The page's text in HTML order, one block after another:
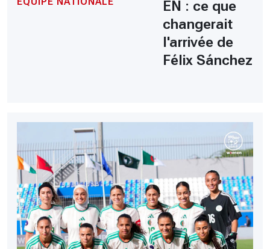
EN : ce que
changerait
l'arrivée de
Félix Sánchez